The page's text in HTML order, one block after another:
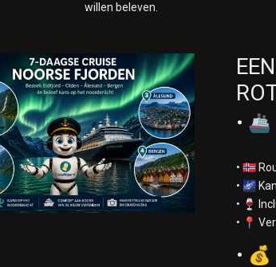
willen beleven.
• 🚢
• 🇳🇴
• 🌌
• 🍷
• 📍
• 💰